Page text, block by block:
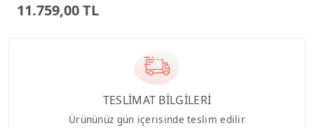
11.759,00 TL
TESLİMAT BİLGİLERİ
Ürününüz gün içerisinde teslim edilir